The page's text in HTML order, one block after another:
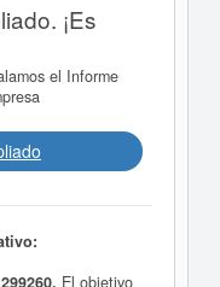
¡Es
el Informe
El objetivo